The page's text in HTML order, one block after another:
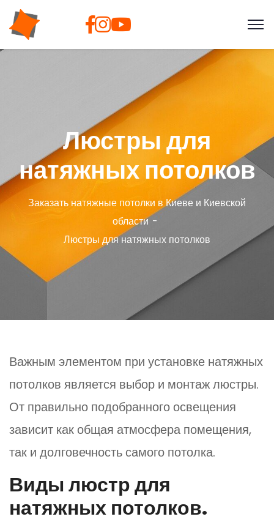
Люстры для
натяжных потолков
Заказать натяжные потолки в Киеве и Киевской
области
Люстры для натяжных потолков
Важным элементом при установке натяжных
потолков является выбор и монтаж люстры.
От правильно подобранного освещения
зависит как общая атмосфера помещения,
так и долговечность самого потолка.
Виды люстр для
натяжных потолков.